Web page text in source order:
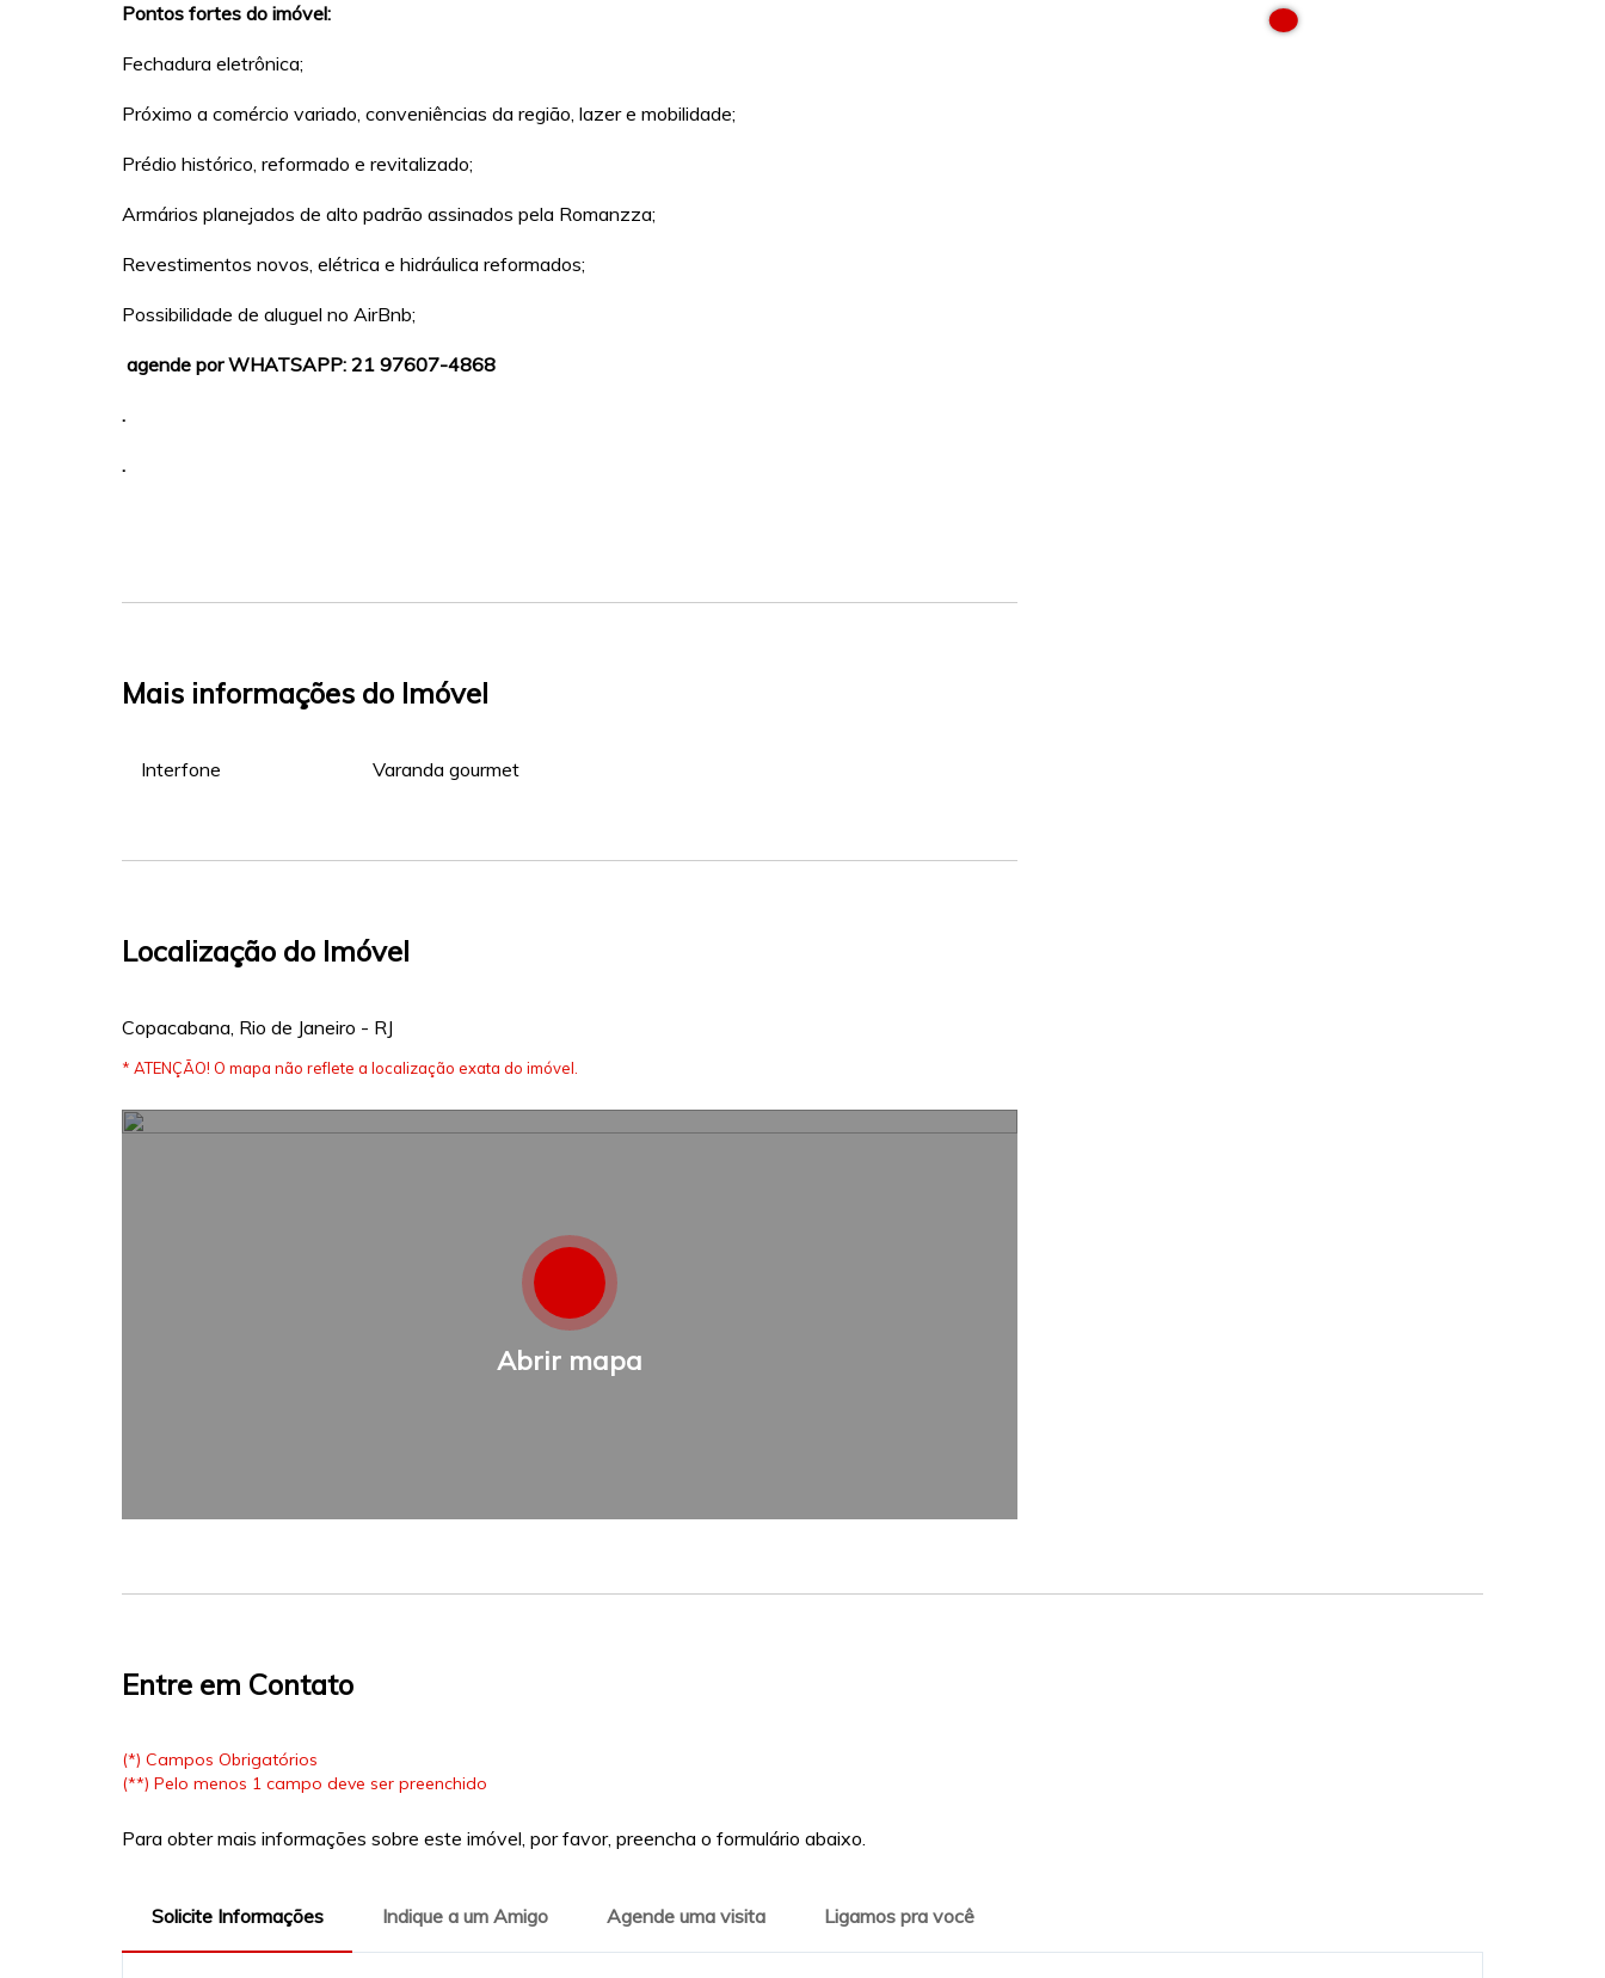
Pontos fortes do imóvel:
Fechadura eletrônica;
Próximo a comércio variado, conveniências da região, lazer e mobilidade;
Prédio histórico, reformado e revitalizado;
Armários planejados de alto padrão assinados pela Romanzza;
Revestimentos novos, elétrica e hidráulica reformados;
Possibilidade de aluguel no AirBnb;
agende por WHATSAPP: 21 97607-4868
.
.
Mais informações do Imóvel
Interfone Varanda gourmet
Localização do Imóvel
Copacabana, Rio de Janeiro - RJ
* ATENÇÃO! O mapa não reflete a localização exata do imóvel.
Abrir mapa
Entre em Contato
(*) Campos Obrigatórios
(**) Pelo menos 1 campo deve ser preenchido
Para obter mais informações sobre este imóvel, por favor, preencha o formulário abaixo.
Solicite Informações Indique a um Amigo Agende uma visita Ligamos pra você